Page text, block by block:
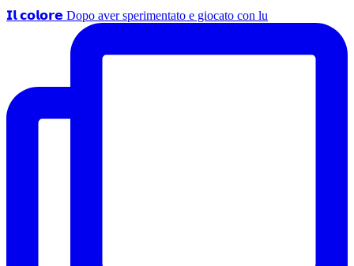
𝗜𝗹 𝗰𝗼𝗹𝗼𝗿𝗲 Dopo aver sperimentato e giocato con lu